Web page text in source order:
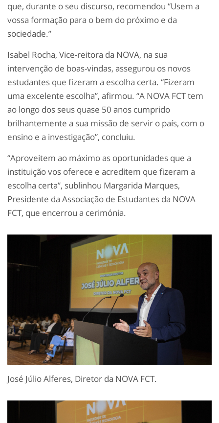
que, durante o seu discurso, recomendou “Usem a
vossa formação para o bem do próximo e da
sociedade.”
Isabel Rocha, Vice-reitora da NOVA, na sua
intervenção de boas-vindas, assegurou os novos
estudantes que fizeram a escolha certa. “Fizeram
uma excelente escolha”, afirmou. “A NOVA FCT tem
ao longo dos seus quase 50 anos cumprido
brilhantemente a sua missão de servir o país, com o
ensino e a investigação”, concluiu.
“Aproveitem ao máximo as oportunidades que a
instituição vos oferece e acreditem que fizeram a
escolha certa”, sublinhou Margarida Marques,
Presidente da Associação de Estudantes da NOVA
FCT, que encerrou a cerimónia.
José Júlio Alferes, Diretor da NOVA FCT.